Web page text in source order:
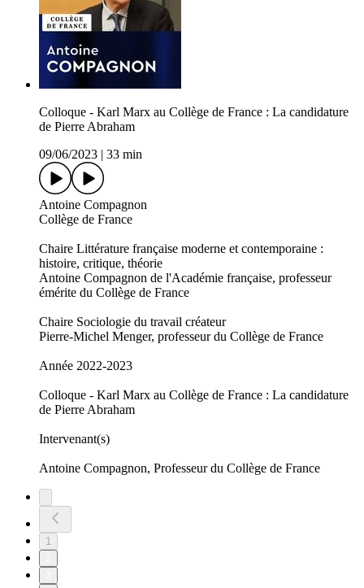
Colloque - Karl Marx au Collège de France : La candidature
de Pierre Abraham
09/06/2023
33 min
Antoine Compagnon
Collège de France
Chaire Littérature française moderne et contemporaine :
histoire, critique, théorie
Antoine Compagnon de l'Académie française, professeur
émérite du Collège de France
Chaire Sociologie du travail créateur
Pierre-Michel Menger, professeur du Collège de France
Année 2022-2023
Colloque - Karl Marx au Collège de France : La candidature
de Pierre Abraham
Intervenant(s)
Antoine Compagnon, Professeur du Collège de France
1